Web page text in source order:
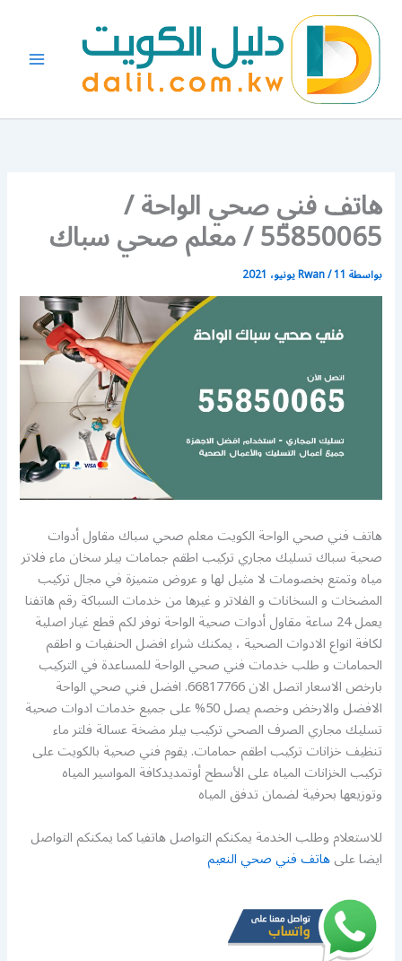
المحتوى
هاتف فني صحي الواحة /
55850065 / معلم صحي سباك
بواسطة Rwan/11 يونيو، 2021
هاتف فني صحي الواحة الكويت معلم صحي سباك مقاول أدوات
صحية سباك تسليك مجاري تركيب اطقم جمامات بيلر سخان ماء فلاتر
مياه وتمتع بخصومات لا مثيل لها و عروض متميزة في مجال تركيب
المضخات و السخانات و الفلاتر و غيرها من خدمات السباكة رقم هاتفنا
يعمل 24 ساعة مقاول أدوات صحية الواحة نوفر لكم قطع غيار اصلية
لكافة انواع الادوات الصحية ، يمكنك شراء افضل الحنفيات و اطقم
الحمامات و طلب خدمات فني صحي الواحة للمساعدة في التركيب
بارخص الاسعار اتصل الان 66817766. افضل فني صحي الواحة
الافضل والارخض وخصم يصل 50% على جميع خدمات ادوات صحية
تسليك مجاري الصرف الصحي تركيب بيلر مضخة عسالة فلتر ماء
تنظيف خزانات تركيب اطقم حمامات. يقوم فني صحية بالكويت على
تركيب الخزانات المياه على الأسطح أوتمديدكافة المواسير المياه
وتوزيعها بحرفية لضمان تدفق المياه
للاستعلام وطلب الخدمة يمكنكم التواصل هاتفيا كما يمكنكم التواصل
ايضا علىهاتف فني صحي النعيم